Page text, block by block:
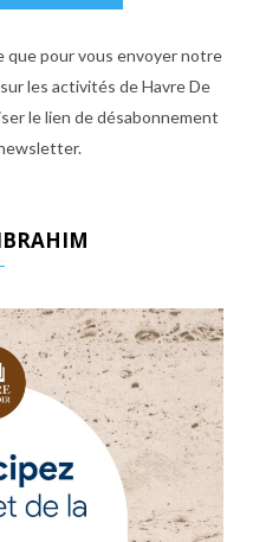
que pour vous envoyer notre
les activités de Havre De
le lien de désabonnement